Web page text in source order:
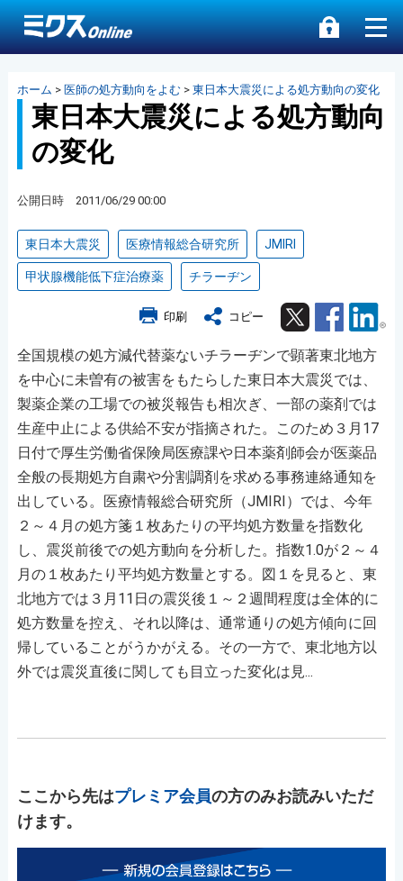
ホーム > 医師の処方動向をよむ> 東日本大震災による処方動向の変化
東日本大震災による処方動向
の変化
公開日時 2011/06/29 00:00
東日本大震災 医療情報総合研究所 JMIRI
甲状腺機能低下症治療薬 チラーヂン
印刷 コピー Twitter Facebook
全国規模の処方減代替薬ないチラーヂンで顕著東北地方
を中心に未曽有の被害をもたらした東日本大震災では、
製薬企業の工場での被災報告も相次ぎ、一部の薬剤では
生産中止による供給不安が指摘された。このため３月17
日付で厚生労働省保険局医療課や日本薬剤師会が医薬品
全般の長期処方自粛や分割調剤を求める事務連絡通知を
出している。医療情報総合研究所（JMIRI）では、今年
２～４月の処方箋１枚あたりの平均処方数量を指数化
し、震災前後での処方動向を分析した。指数1.0が２～４
月の１枚あたり平均処方数量とする。図１を見ると、東
北地方では３月11日の震災後１～２週間程度は全体的に
処方数量を控え、それ以降は、通常通りの処方傾向に回
帰していることがうかがえる。その一方で、東北地方以
外では震災直後に関しても目立った変化は見...
ここから先はプレミア会員の方のみお読みいただ
けます。